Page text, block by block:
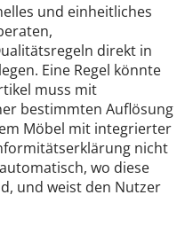
und einheitliches
direkt in
Eine Regel könnte
muss mit
bestimmten Auflösung
Möbel mit integrierter
nicht
wo diese
und weist den Nutzer